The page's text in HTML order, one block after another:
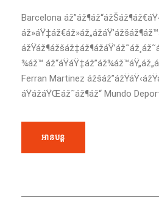
Barcelona
¾áž™
Ferran Martinez
áŸážáŸŒáž˜áž¶áž“ Mundo
អានបន្ត